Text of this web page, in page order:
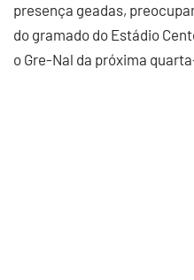
presença geadas,
do gramado do Estádio
o Gre-Nal da próxima